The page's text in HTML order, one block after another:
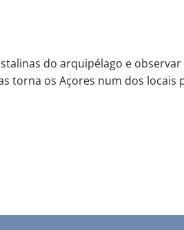
do arquipélago e
torna os Açores num dos